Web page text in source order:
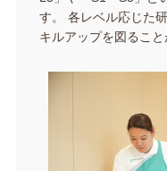
す。 各レベル応じた
キルアップを図ること